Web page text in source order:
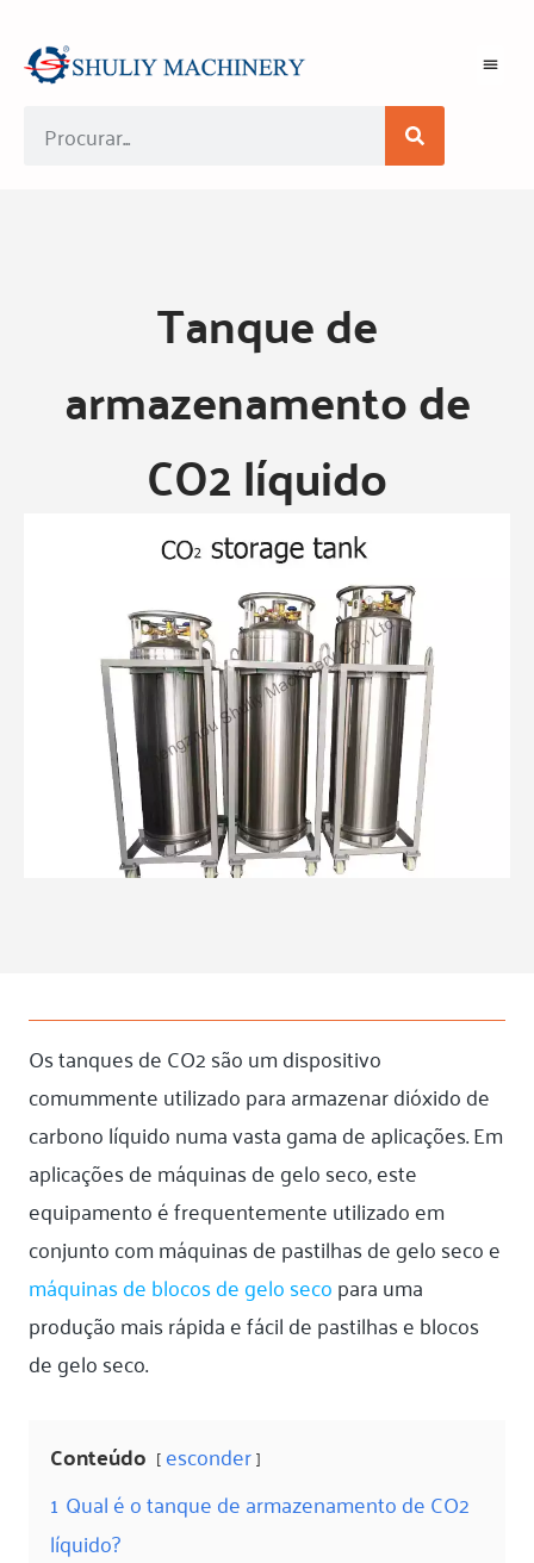
Tanque de
armazenamento de
CO2 líquido
Os tanques de CO2 são um dispositivo
comummente utilizado para armazenar dióxido de
carbono líquido numa vasta gama de aplicações. Em
aplicações de máquinas de gelo seco, este
equipamento é frequentemente utilizado em
conjunto com máquinas de pastilhas de gelo seco e
máquinas de blocos de gelo secopara uma
produção mais rápida e fácil de pastilhas e blocos
de gelo seco.
Conteúdo esconder
1 Qual é o tanque de armazenamento de CO2
líquido?